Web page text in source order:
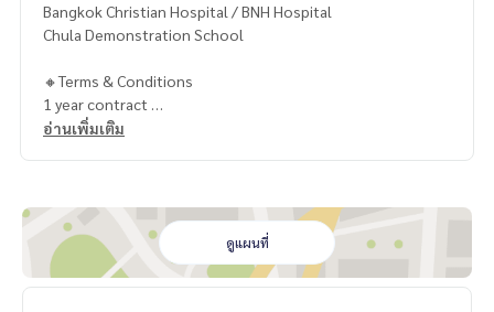
Bangkok Christian Hospital / BNH Hospital
Chula Demonstration School
🔸Terms & Conditions
1 year contract
Rental 23,000 THB./Month
Contact
Khun Chanya: Tel.
061-428-9156
Whats app:+66 61 428 9156
Line ID: @mcre
อ่านเพิ่มเติม
ดูแผนที่